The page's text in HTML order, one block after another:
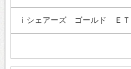
ｉシェアーズ ゴールド ＥＴ